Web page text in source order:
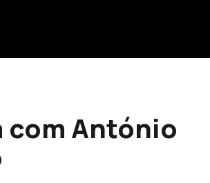
com António